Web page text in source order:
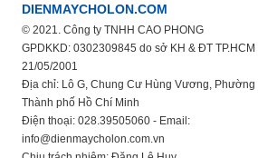
DIENMAYCHOLON.COM
© 2021. Công ty TNHH CAO PHONG
GPDKKD: 0302309845 do sở KH & ĐT
21/05/2001
Địa chỉ: Lô G, Chung Cư Hùng Vương,
Thành phố Hồ Chí Minh
Điện thoại: 028.39505060 - Email:
info@dienmaycholon.com.vn